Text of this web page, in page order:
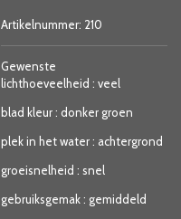
Artikelnummer: 210
Gewenste
lichthoeveelheid : veel
blad kleur: donker groen
plek in het water: achtergrond
groeisnelheid : snel
gebruiksgemak: gemiddeld